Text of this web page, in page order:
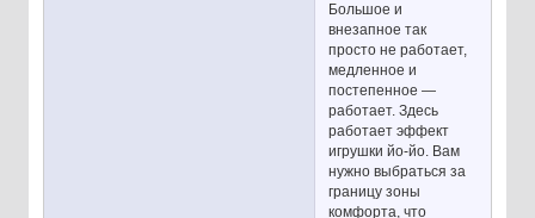
Большое и
внезапное так
просто не работает,
медленное и
постепенное —
работает. Здесь
работает эффект
игрушки йо-йо. Вам
нужно выбраться за
границу зоны
комфорта, что